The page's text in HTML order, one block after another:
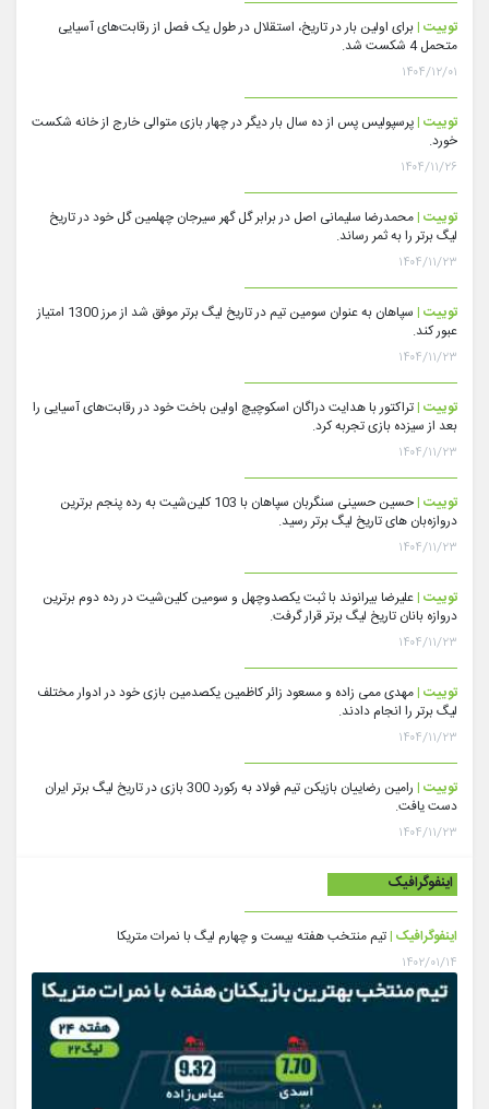
توییت |برای اولین بار در تاریخ، استقلال در طول یک فصل از رقابت‌های آسیایی
متحمل 4 شکست شد.
۱۴۰۴/۱۲/۰۱
توییت |پرسپولیس پس از ده سال بار دیگر در چهار بازی متوالی خارج از خانه شکست
خورد.
۱۴۰۴/۱۱/۲۶
توییت |محمدرضا سلیمانی اصل در برابر گل گهر سیرجان چهلمین گل خود در تاریخ
لیگ برتر را به ثمر رساند.
۱۴۰۴/۱۱/۲۳
توییت |
سپاهان به عنوان سومین تیم در تاریخ لیگ برتر موفق شد از مرز 1300 امتیاز
عبور کند.
۱۴۰۴/۱۱/۲۳
توییت |تراکتور با هدایت دراگان اسکوچیچ اولین باخت خود در رقابت‌های آسیایی را
بعد از سیزده بازی تجربه کرد.
۱۴۰۴/۱۱/۲۳
توییت |
حسین حسینی سنگربان سپاهان با 103 کلین‌شیت به رده پنجم برترین
دروازه‌بان های تاریخ لیگ برتر رسید.
۱۴۰۴/۱۱/۲۳
توییت |علیرضا بیرانوند با ثبت یکصدوچهل و سومین کلین‌شیت در رده دوم برترین
دروازه بانان تاریخ لیگ برتر قرار گرفت.
۱۴۰۴/۱۱/۲۳
توییت |مهدی ممی زاده و مسعود زائر کاظمین یکصدمین بازی خود در ادوار مختلف
لیگ برتر را انجام دادند.
۱۴۰۴/۱۱/۲۳
توییت |
رامین رضاییان بازیکن تیم فولاد به رکورد 300 بازی در تاریخ لیگ برتر ایران
دست یافت.
۱۴۰۴/۱۱/۲۳
اینفوگرافیک
اینفوگرافیک |تیم منتخب هفته بیست و چهارم لیگ با نمرات متریکا
۱۴۰۲/۰۱/۱۴